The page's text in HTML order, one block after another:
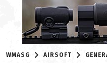
WMASG AIRSOFT